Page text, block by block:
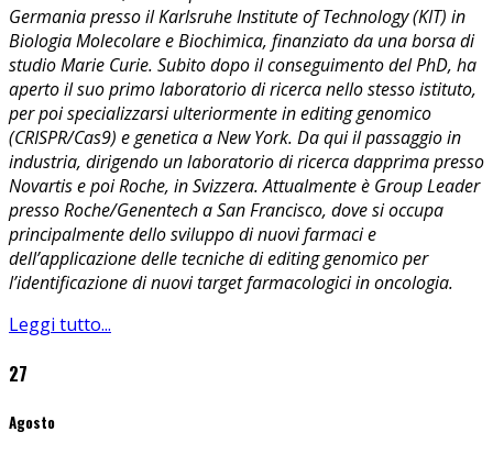
Germania presso il Karlsruhe Institute of Technology (KIT) in
Biologia Molecolare e Biochimica, finanziato da una borsa di
studio Marie Curie. Subito dopo il conseguimento del PhD, ha
aperto il suo primo laboratorio di ricerca nello stesso istituto,
per poi specializzarsi ulteriormente in editing genomico
(CRISPR/Cas9) e genetica a New York. Da qui il passaggio in
industria, dirigendo un laboratorio di ricerca dapprima presso
Novartis e poi Roche, in Svizzera. Attualmente è Group Leader
presso Roche/Genentech a San Francisco, dove si occupa
principalmente dello sviluppo di nuovi farmaci e
dell’applicazione delle tecniche di editing genomico per
l’identificazione di nuovi target farmacologici in oncologia.
Leggi tutto...
27
Agosto